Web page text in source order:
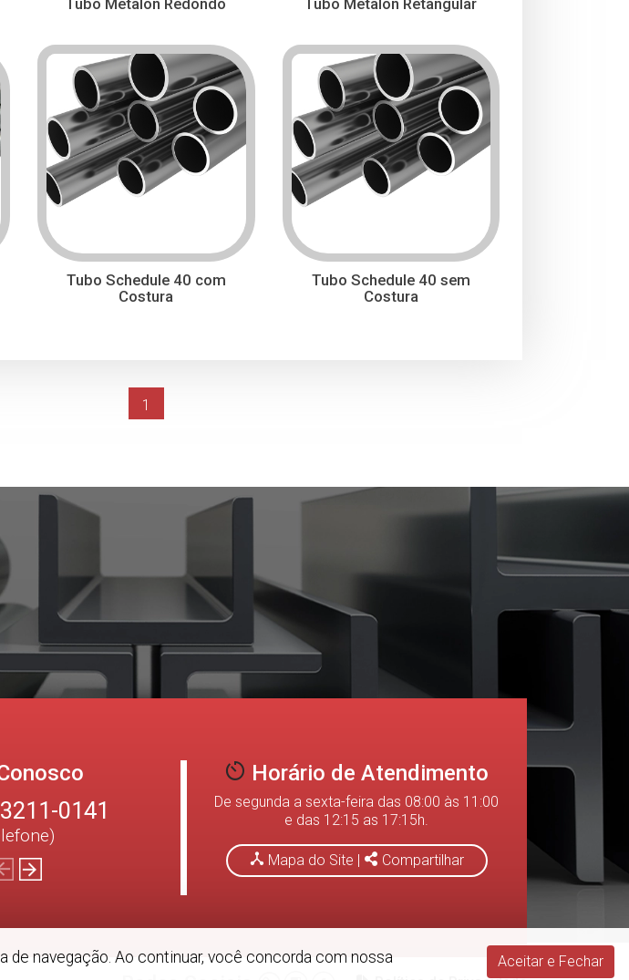
Tubo Metalon Redondo Tubo Metalon Retangular
Tubo Schedule 40 com
Costura
Tubo Schedule 40 sem
Costura
1
0141 (34) 3211-0165
Horário de Atendimento
De segunda a sexta-feira das 08:00 às 11:00
e das 12:15 as 17:15h.
Mapa do Site | Compartilhar
navegação. Ao continuar, você concorda com nossa
Aceitar e Fechar